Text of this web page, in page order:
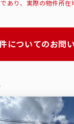
あり、実際の物件所
についてのお問